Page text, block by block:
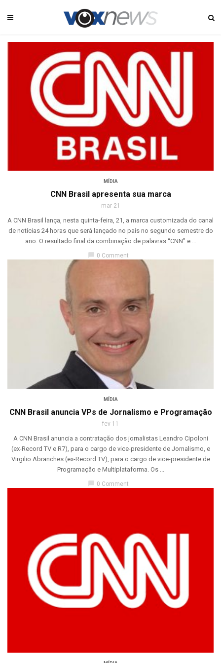
MÍDIA
CNN Brasil apresenta sua marca
mar 21
A CNN Brasil lança, nesta quinta-feira, 21, a marca customizada do canal
de notícias 24 horas que será lançado no país no segundo semestre do
ano. O resultado final da combinação de palavras “CNN” e ...
chat_bubble 0 Comment
MÍDIA
CNN Brasil anuncia VPs de Jornalismo e Programação
fev 11
A CNN Brasil anuncia a contratação dos jornalistas Leandro Cipoloni
(ex-Record TV e R7), para o cargo de vice-presidente de Jornalismo, e
Virgilio Abranches (ex-Record TV), para o cargo de vice-presidente de
Programação e Multiplataforma. Os ...
0 Comment